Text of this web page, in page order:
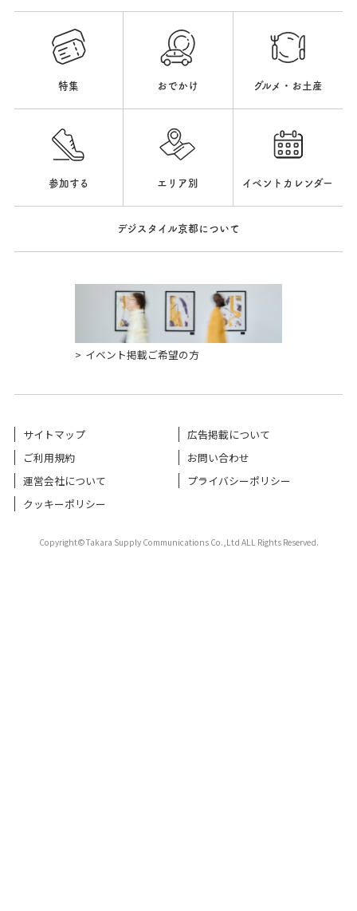
特集 おでかけ グルメ・お土産
参加する エリア別 イベントカレンダー
デジスタイル京都について
イベント掲載ご希望の方
サイトマップ
広告掲載について
ご利用規約
お問い合わせ
運営会社について
プライバシーポリシー
クッキーポリシー
Copyright©Takara Supply Communications Co.,Ltd ALL Rights Reserved.